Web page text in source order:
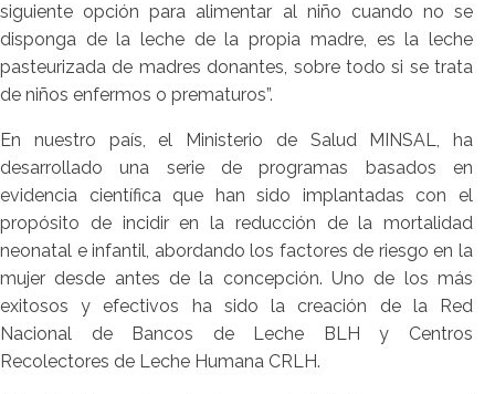
siguiente opción para alimentar al niño cuando no se
disponga de la leche de la propia madre, es la leche
pasteurizada de madres donantes, sobre todo si se trata
de niños enfermos o prematuros”.
En nuestro país, el Ministerio de Salud MINSAL, ha
desarrollado una serie de programas basados en
evidencia científica que han sido implantadas con el
propósito de incidir en la reducción de la mortalidad
neonatal e infantil, abordando los factores de riesgo en la
mujer desde antes de la concepción. Uno de los más
exitosos y efectivos ha sido la creación de la Red
Nacional de Bancos de Leche BLH y Centros
Recolectores de Leche Humana CRLH.